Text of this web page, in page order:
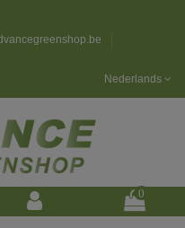
Nederlands
0